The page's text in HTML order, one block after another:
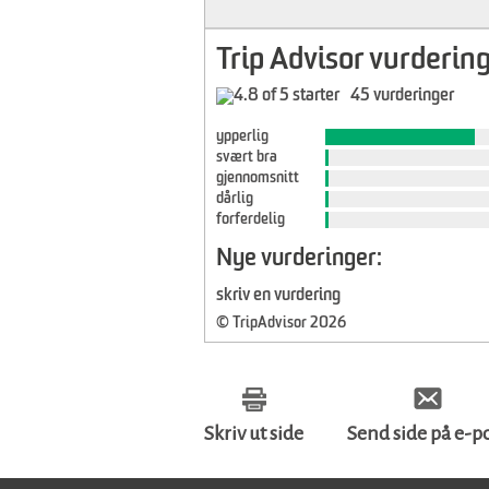
Trip Advisor
45 vurderinger
ypperlig
svært bra
gjennomsnitt
dårlig
forferdelig
Nye vurderinger:
skriv en vurdering
© TripAdvisor 2026
Skriv ut side Send side på e-